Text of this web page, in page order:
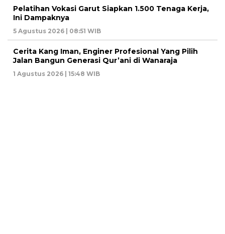
Pelatihan Vokasi Garut Siapkan 1.500 Tenaga Kerja,
Ini Dampaknya
5 Agustus 2026 | 08:51 WIB
Cerita Kang Iman, Enginer Profesional Yang Pilih
Jalan Bangun Generasi Qur’ani di Wanaraja
1 Agustus 2026 | 15:48 WIB